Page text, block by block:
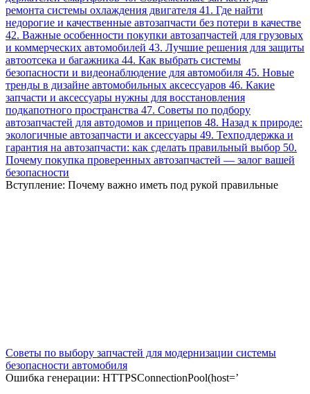
ремонта системы охлаждения двигателя 41. Где найти
недорогие и качественные автозапчасти без потери в качестве
42. Важные особенности покупки автозапчастей для грузовых
и коммерческих автомобилей 43. Лучшие решения для защиты
автоотсека и багажника 44. Как выбрать системы
безопасности и видеонаблюдение для автомобиля 45. Новые
тренды в дизайне автомобильных аксессуаров 46. Какие
запчасти и аксессуары нужны для восстановления
подкапотного пространства 47. Советы по подбору
автозапчастей для автодомов и прицепов 48. Назад к природе:
экологичные автозапчасти и аксессуары 49. Техподдержка и
гарантия на автозапчасти: как сделать правильный выбор 50.
Почему покупка проверенных автозапчастей — залог вашей
безопасности
Вступление: Почему важно иметь под рукой правильные
Советы по выбору запчастей для модернизации системы
безопасности автомобиля
Ошибка генерации: HTTPSConnectionPool(host=’